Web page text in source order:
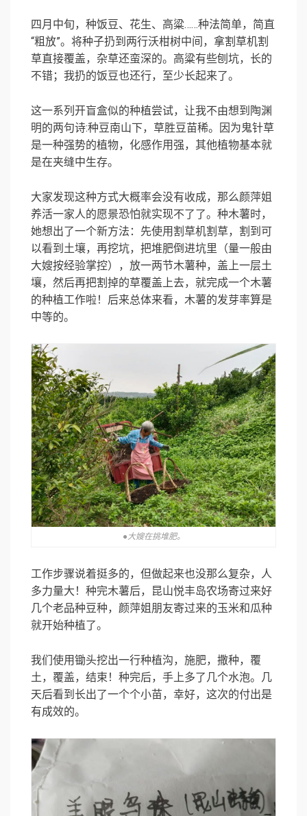
四月中旬，种饭豆、花生、高粱……种法简单，简直
“粗放”。将种子扔到两行沃柑树中间，拿割草机割
草直接覆盖，杂草还蛮深的。高粱有些刨坑，长的
不错；我扔的饭豆也还行，至少长起来了。
这一系列开盲盒似的种植尝试，让我不由想到陶渊
明的两句诗:种豆南山下，草胜豆苗稀。因为鬼针草
是一种强势的植物，化感作用强，其他植物基本就
是在夹缝中生存。
大家发现这种方式大概率会没有收成，那么颜萍姐
养活一家人的愿景恐怕就实现不了了。种木薯时，
她想出了一个新方法：先使用割草机割草，割到可
以看到土壤，再挖坑，把堆肥倒进坑里（量一般由
大嫂按经验掌控），放一两节木薯种，盖上一层土
壤，然后再把割掉的草覆盖上去，就完成一个木薯
的种植工作啦！后来总体来看，木薯的发芽率算是
中等的。
●大嫂在挑堆肥。
工作步骤说着挺多的，但做起来也没那么复杂，人
多力量大！种完木薯后，昆山悦丰岛农场寄过来好
几个老品种豆种，颜萍姐朋友寄过来的玉米和瓜种
就开始种植了。
我们使用锄头挖出一行种植沟，施肥，撒种，覆
土，覆盖，结束！种完后，手上多了几个水泡。几
天后看到长出了一个个小苗，幸好，这次的付出是
有成效的。